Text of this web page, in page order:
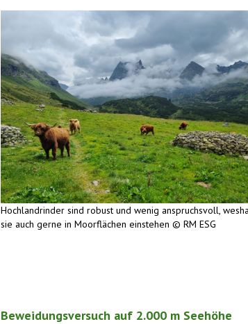
Hochlandrinder sind robust und wenig anspruchsvoll,
sie auch gerne in Moorflächen einstehen © RM ESG
Beweidungsversuch auf 2.000 m Seehöhe